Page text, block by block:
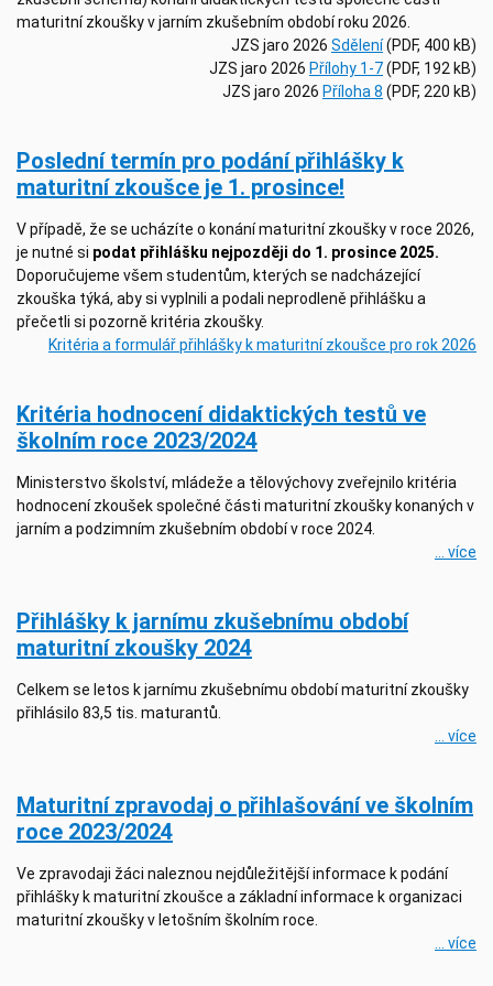
maturitní zkoušky v jarním zkušebním období roku 2026.
JZS jaro 2026 Sdělení(PDF, 400 kB)
JZS jaro 2026 Přílohy 1-7(PDF, 192 kB)
JZS jaro 2026 Příloha 8 (PDF, 220 kB)
Poslední termín pro podání přihlášky k
maturitní zkoušce je 1. prosince!
V případě, že se ucházíte o konání maturitní zkoušky v roce 2026,
je nutné si podat přihlášku nejpozději do 1. prosince 2025.
Doporučujeme všem studentům, kterých se nadcházející
zkouška týká, aby si vyplnili a podali neprodleně přihlášku a
přečetli si pozorně kritéria zkoušky.
Kritéria a formulář přihlášky k maturitní zkoušce pro rok 2026
Kritéria hodnocení didaktických testů ve
školním roce 2023/2024
Ministerstvo školství, mládeže a tělovýchovy zveřejnilo kritéria
hodnocení zkoušek společné části maturitní zkoušky konaných v
jarním a podzimním zkušebním období v roce 2024.
... více
Přihlášky k jarnímu zkušebnímu období
maturitní zkoušky 2024
Celkem se letos k jarnímu zkušebnímu období maturitní zkoušky
přihlásilo 83,5 tis. maturantů.
... více
Maturitní zpravodaj o přihlašování ve školním
roce 2023/2024
Ve zpravodaji žáci naleznou nejdůležitější informace k podání
přihlášky k maturitní zkoušce a základní informace k organizaci
maturitní zkoušky v letošním školním roce.
... více